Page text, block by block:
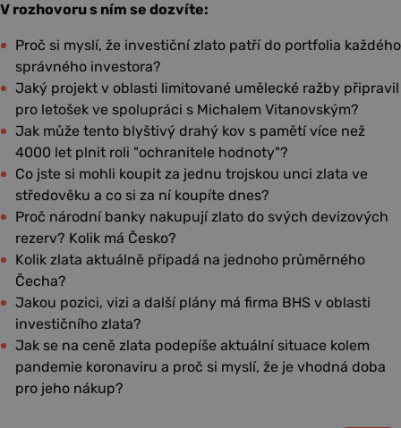
V rozhovoru s ním se dozvíte:
Proč si myslí, že investiční zlato patří do portfolia každého
správného investora?
Jaký projekt v oblasti limitované umělecké ražby připravil
pro letošek ve spolupráci s Michalem Vitanovským?
Jak může tento blyštivý drahý kov s pamětí více než
4000 let plnit roli "ochranitele hodnoty"?
Co jste si mohli koupit za jednu trojskou unci zlata ve
středověku a co si za ní koupíte dnes?
Proč národní banky nakupují zlato do svých devizových
rezerv? Kolik má Česko?
Kolik zlata aktuálně připadá na jednoho průměrného
Čecha?
Jakou pozici, vizi a další plány má firma BHS v oblasti
investičního zlata?
Jak se na ceně zlata podepíše aktuální situace kolem
pandemie koronaviru a proč si myslí, že je vhodná doba
pro jeho nákup?